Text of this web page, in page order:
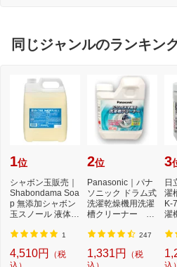
同じジャンルのランキン
1位
シャボン玉販売｜
Shabondama Soa
p 無添加シャボン
玉スノール 液体タ
1
4,510円
（税
2位
Panasonic｜パナ
ソニック ドラム式
洗濯乾燥機用洗濯
槽クリーナー N-
濯...
247
1,331円
（税
3
日
濯
K-
濯